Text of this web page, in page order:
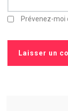
Prévenez-moi